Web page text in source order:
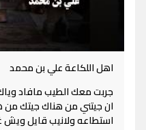
اهل اللكاعة علي بن محمد
جربت معك الطيب مافاد
ان جيتني من هناك جيتك
استطاعه ولانيب قايل